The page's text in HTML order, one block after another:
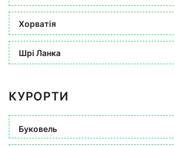
Хорватія
Шрі Ланка
КУРОРТИ
Буковель